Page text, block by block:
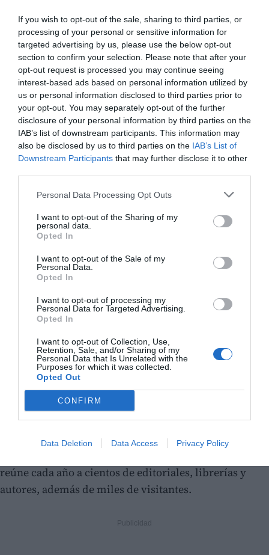
If you wish to opt-out of the sale, sharing to third parties, or
processing of your personal or sensitive information for
targeted advertising by us, please use the below opt-out
section to confirm your selection. Please note that after your
opt-out request is processed you may continue seeing
interest-based ads based on personal information utilized by
us or personal information disclosed to third parties prior to
your opt-out. You may separately opt-out of the further
disclosure of your personal information by third parties on the
IAB’s list of downstream participants. This information may
also be disclosed by us to third parties on the IAB’s List of
Downstream Participants that may further disclose it to other
Personal Data Processing Opt Outs
I want to opt-out of the Sharing of my
personal data.
Opted In
I want to opt-out of the Sale of my
Personal Data.
Opted In
I want to opt-out of processing my
Personal Data for Targeted Advertising.
Opted In
I want to opt-out of Collection, Use,
Retention, Sale, and/or Sharing of my
Personal Data that Is Unrelated with the
Purposes for which it was collected.
Opted Out
CONFIRM
Data Deletion Data Access Privacy Policy
También estaba prevista la presentación del libro “Las
élites que dominan España”, del sociólogo Andrés
Villena Oliver, organizada en el Espai Fuente
Primavera.
La Fira del Llibre de València, organizada por el
Gremi de Llibrers de Valènciay laFundació Fira del
, celebra este año su 61ª edición consolidada
reúne cada año a cientos de editoriales, librerías y
autores, además de miles de visitantes.